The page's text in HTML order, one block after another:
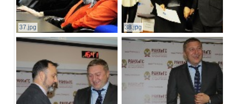
37.jpg 38.jpg